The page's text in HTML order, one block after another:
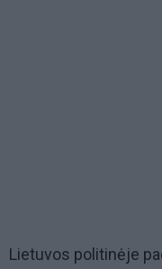
Lietuvos politinėje